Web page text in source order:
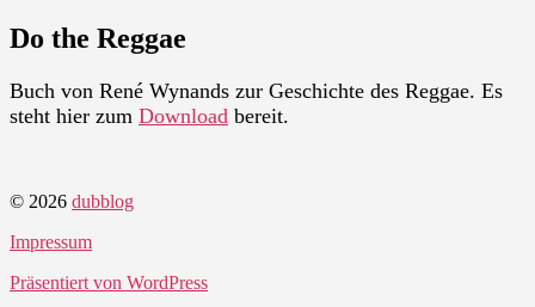
Do the Reggae
Buch von René Wynands zur Geschichte des Reggae. Es
steht hier zum Download bereit.
© 2026 dubblog
Impressum
Präsentiert von WordPress